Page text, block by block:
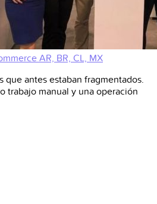
AR, BR, CL, MX
que antes estaban fragmentados.
trabajo manual y una operación